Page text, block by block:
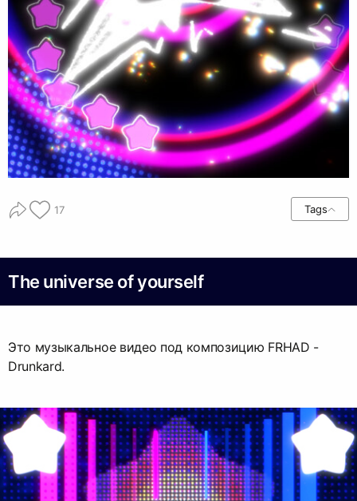
17 Tags
The universe of yourself
Это музыкальное видео под композицию FRHAD -
Drunkard.